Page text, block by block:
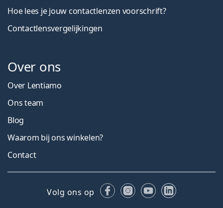
Hoe lees je jouw contactlenzen voorschrift?
Contactlensvergelijkingen
Over ons
Over Lentiamo
Ons team
Blog
Waarom bij ons winkelen?
Contact
Volg ons op FacebookInstagram
YouTubeLinkedIn